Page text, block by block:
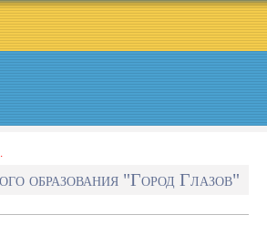
.
образования "Город Глазов"